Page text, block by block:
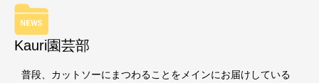
Kauri園芸部
普段、カットソーにまつわることをメインにお届けしている